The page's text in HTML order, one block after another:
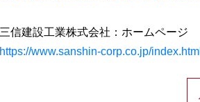
三信建設工業株式会社：ホームページ
https://www.sanshin-corp.co.jp/index.html